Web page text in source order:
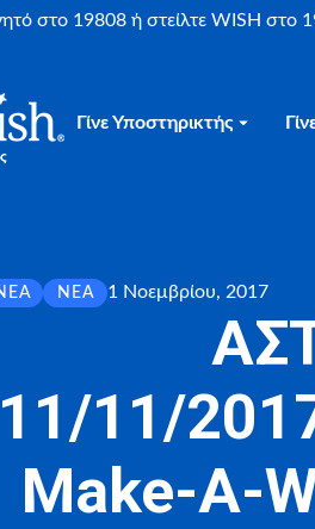
στο 19808 ή στείλτε WISH στο
Γίνε Υποστηρικτής
ΝΈΑ 1 Νοεμβρίου, 2017
11/11/
Make-A-